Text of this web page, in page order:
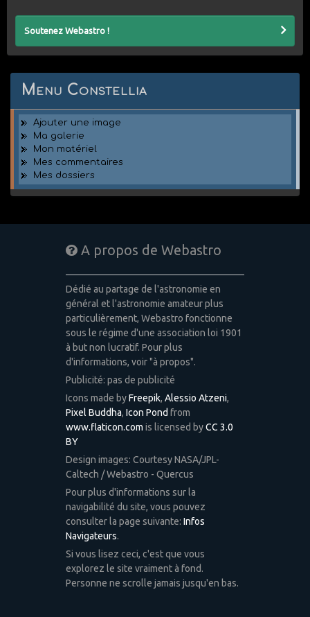
Soutenez Webastro !
Menu Constellia
Ajouter une image
Ma galerie
Mon matériel
Mes commentaires
Mes dossiers
A propos de Webastro
Dédié au partage de l'astronomie en
général et l'astronomie amateur plus
particulièrement, Webastro fonctionne
sous le régime d'une association loi 1901
à but non lucratif. Pour plus
d'informations, voir "à propos".
Publicité: pas de publicité
Icons made byFreepik, Alessio Atzeni,
Pixel Buddha, Icon Pond from
www.flaticon.com is licensed byCC 3.0
BY
Design images: Courtesy NASA/JPL-
Caltech / Webastro - Quercus
Pour plus d'informations sur la
navigabilité du site, vous pouvez
consulter la page suivante: Infos
Navigateurs.
Si vous lisez ceci, c'est que vous
explorez le site vraiment à fond.
Personne ne scrolle jamais jusqu'en bas.